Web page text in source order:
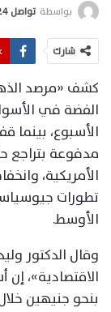
بواسطة تواصل 24
شارك
كشف «مرصد
مدفوعة بتراجع
الأمريكية،
تطورات
الأوسط.
وقال الدكتور
الاقتصادية»،
بنحو جنيهين